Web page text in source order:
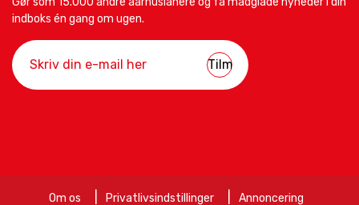
indboks én gang om ugen.
Om os Privatlivsindstillinger Annoncering